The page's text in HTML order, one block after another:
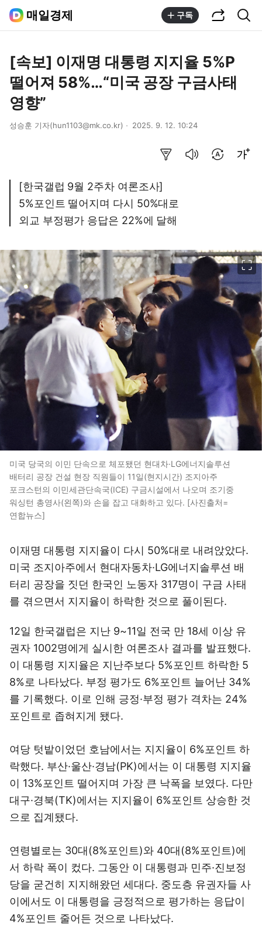
매일경제 구독
[속보] 이재명 대통령 지지율 5%P
떨어져 58%…“미국 공장 구금사태
영향”
성승훈 기자(hun1103@mk.co.kr) 2025. 9. 12. 10:24
[한국갤럽 9월 2주차 여론조사]
5%포인트 떨어지며 다시 50%대로
외교 부정평가 응답은 22%에 달해
미국 당국의 이민 단속으로 체포됐던 현대차·LG에너지솔루션
배터리 공장 건설 현장 직원들이 11일(현지시간) 조지아주
포크스턴의 이민세관단속국(ICE) 구금시설에서 나오며 조기중
워싱턴 총영사(왼쪽)와 손을 잡고 대화하고 있다. [사진출처=
연합뉴스]
이재명 대통령 지지율이 다시 50%대로 내려앉았다.
미국 조지아주에서 현대자동차·LG에너지솔루션 배
터리 공장을 짓던 한국인 노동자 317명이 구금 사태
를 겪으면서 지지율이 하락한 것으로 풀이된다.
12일 한국갤럽은 지난 9~11일 전국 만 18세 이상 유
권자 1002명에게 실시한 여론조사 결과를 발표했다.
이 대통령 지지율은 지난주보다 5%포인트 하락한 5
8%로 나타났다. 부정 평가도 6%포인트 늘어난 34%
를 기록했다. 이로 인해 긍정·부정 평가 격차는 24%
포인트로 좁혀지게 됐다.
여당 텃밭이었던 호남에서는 지지율이 6%포인트 하
락했다. 부산·울산·경남(PK)에서는 이 대통령 지지율
이 13%포인트 떨어지며 가장 큰 낙폭을 보였다. 다만
대구·경북(TK)에서는 지지율이 6%포인트 상승한 것
으로 집계됐다.
연령별로는 30대(8%포인트)와 40대(8%포인트)에
서 하락 폭이 컸다. 그동안 이 대통령과 민주·진보정
당을 굳건히 지지해왔던 세대다. 중도층 유권자들 사
이에서도 이 대통령을 긍정적으로 평가하는 응답이
4%포인트 줄어든 것으로 나타났다.